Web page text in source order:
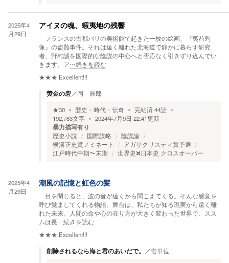
2025年4
月29日
アイヌの魂、蝦夷地の残響
フランスの古都パリの美術館で起きた一枚の絵画、『夷酋列
像』の盗難事件。それは遠く離れた北海道で静かに暮らす研究
者、野村誠を国際的な陰謀の中心へと否応なく引きずり込んでい
きます。ア…続きを読む
★★★ Excellent!!!
黄金の砦／岡 辰郎
★30 歴史・時代・伝奇 完結済44話
192,783文字 2024年7月9日 22:41更新
暴力描写有り
歴史小説 国際謀略
陰謀論
横溝正史賞ノミネート
アガサクリスティ賞予選
江戸時代中期〜末期
世界史❌日本史 クロスオーバー
2025年4
月29日
潮風の記憶と虹色の髪
目を閉じると、波の音が遠くから聞こえてくる。そんな感覚を
呼び覚ましてくれる物語。舞台は、私たちが知る現実から遠く離
れた未来。人間の命や心の在り方が大きく変わった世界で、スス
ムは長…続きを読む
★★★ Excellent!!!
削除されるなら海と君のあいだで。 ／壱単位